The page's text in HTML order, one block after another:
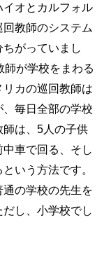
オとカルフォル
教師のシステム
がっていまし
師が学校をまわる
カの巡回教師は
毎日全部の学校
師は、5人の子供
車で回る、そし
いう方法です。
の学校の先生を
し、小学校でし